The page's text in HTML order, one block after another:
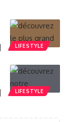
LIFESTYLE
LIFESTYLE